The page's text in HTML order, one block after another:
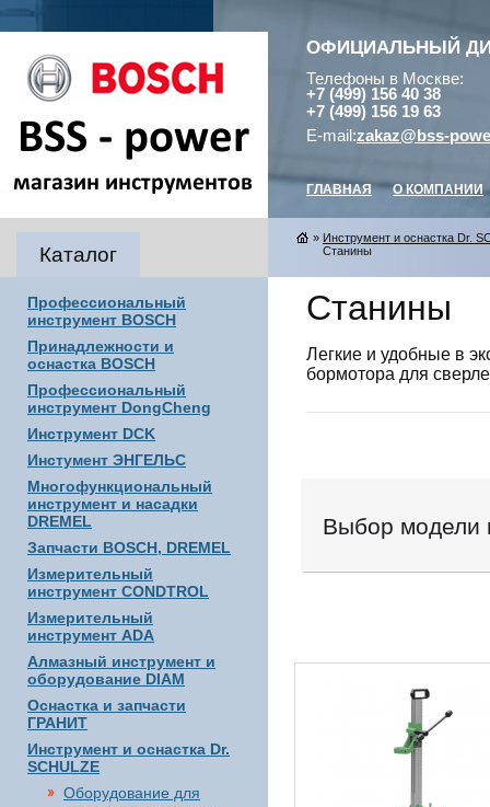
ОФИЦИАЛЬНЫЙ
Телефоны в Москве:
+7 (499) 156 40 38
+7 (499) 156 19 63
E-mail:zakaz@bss-
ГЛАВНАЯ О КОМПАНИИ
Каталог
Профессиональный
инструмент BOSCH
Принадлежности и
оснастка BOSCH
Профессиональный
инструмент DongCheng
Инструмент DCK
Инстумент ЭНГЕЛЬС
Многофункциональный
инструмент и насадки
DREMEL
Запчасти BOSCH, DREMEL
Измерительный
инструмент CONDTROL
Измерительный
инструмент ADA
Алмазный инструмент и
оборудование DIAM
Оснастка и запчасти
ГРАНИТ
Инструмент и оснастка Dr.
SCHULZE
Оборудование для
» Инструмент и оснастка Dr.
Станины
Станины
Легкие и удобные в
бормотора для
Выбор модели